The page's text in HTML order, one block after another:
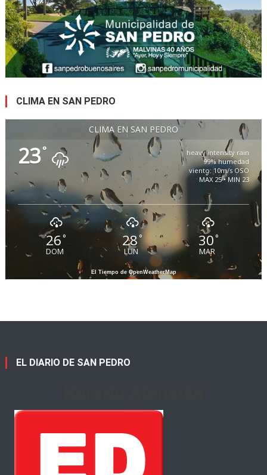
CLIMA EN SAN PEDRO
CLIMA EN SAN PEDRO
23°
heavy intensity rain
99% humedad
viento: 10m/s OSO
MAX 25 • MIN 23
26°
DOM
28 °
LUN
30°
MAR
El Tiempo de OpenWeatherMap
EL DIARIO DE SAN PEDRO